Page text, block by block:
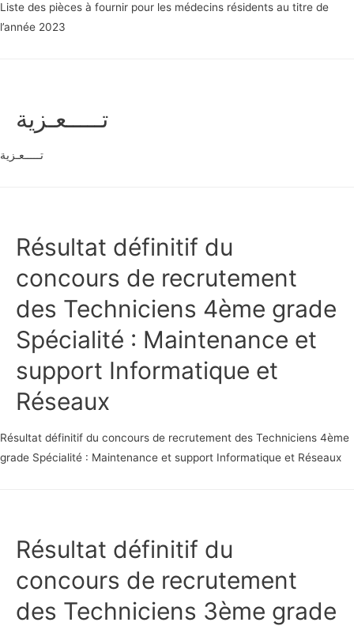
Liste des pièces à fournir pour les médecins résidents au titre de
l’année 2023
تـــــعـزية
تـــــعـزية
Résultat définitif du
concours de recrutement
des Techniciens 4ème grade
Spécialité : Maintenance et
support Informatique et
Réseaux
Résultat définitif du concours de recrutement des Techniciens 4ème
grade Spécialité : Maintenance et support Informatique et Réseaux
Résultat définitif du
concours de recrutement
des Techniciens 3ème grade